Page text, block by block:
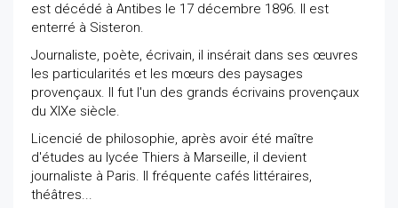
est décédé à Antibes le 17 décembre 1896. Il est
enterré à Sisteron.
Journaliste, poète, écrivain, il insérait dans ses œuvres
les particularités et les mœurs des paysages
provençaux. Il fut l'un des grands écrivains provençaux
du XIXe siècle.
Licencié de philosophie, après avoir été maître
d'études au lycée Thiers à Marseille, il devient
journaliste à Paris. Il fréquente cafés littéraires,
théâtres...